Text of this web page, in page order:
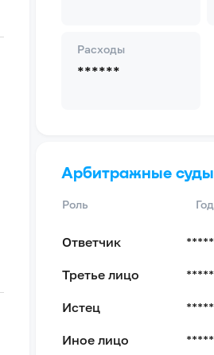
Расходы
******
Арбитражные суды
Роль Год
Ответчик *****
Третье лицо *****
Истец *****
Иное лицо *****